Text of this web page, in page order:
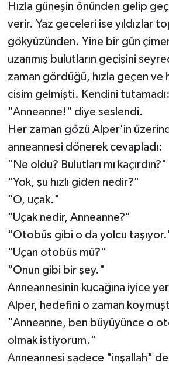
Hızla güneşin önünden gelip
verir. Yaz geceleri ise yıldızlar
gökyüzünden. Yine bir gün
uzanmış bulutların geçişini
zaman gördüğü, hızla geçen ve
cisim gelmişti. Kendini tutamadı:
"Anneanne!" diye seslendi.
Her zaman gözü Alper'in
anneannesi dönerek cevapladı:
"Ne oldu? Bulutları mı kaçırdın?"
"Yok, şu hızlı giden nedir?"
"O, uçak."
"Uçak nedir, Anneanne?"
"Otobüs gibi o da yolcu
"Uçan otobüs mü?"
"Onun gibi bir şey."
Anneannesinin kucağına iyice
Alper, hedefini o zaman
"Anneanne, ben büyüyünce o
olmak istiyorum."
Anneannesi sadece "inşallah"